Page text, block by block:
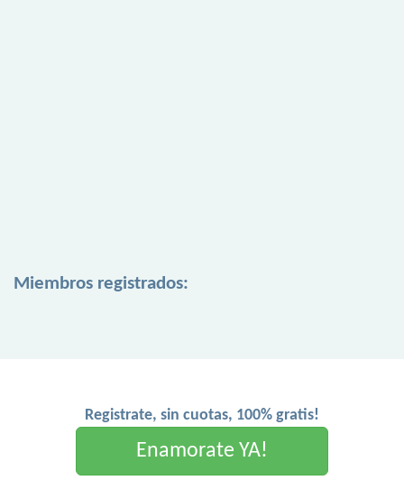
Miembros registrados:
Registrate, sin cuotas, 100% gratis!
Enamorate YA!